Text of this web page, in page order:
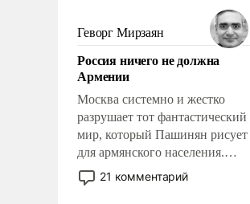
Сложившаяся ситуация
означает многолетний период
уязвимости США, например,
перед Китаем.
Геворг Мирзаян
Россия ничего не должна
Армении
Москва системно и жестко
разрушает тот фантастический
мир, который Пашинян рисует
для армянского населения.
Мир, где политические
прожекты будут безусловно
21 комментарий